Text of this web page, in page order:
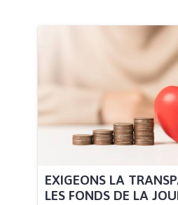
EXIGEONS LA
LES FONDS DE LA